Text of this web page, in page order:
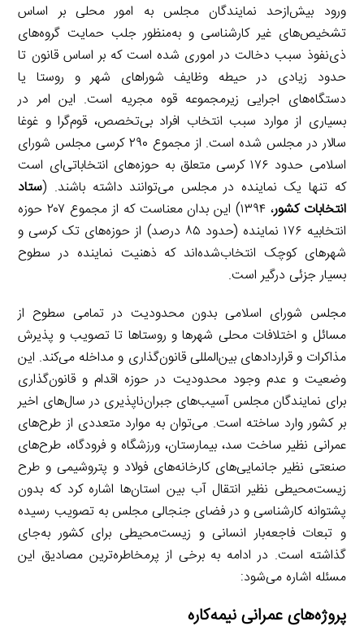
ورود بیش‌ازحد نمایندگان مجلس به امور محلی بر اساس
تشخیص‌های غیر کارشناسی و به‌منظور جلب حمایت گروه‌های
ذی‌نفوذ سبب دخالت در اموری شده است که بر اساس قانون تا
حدود زیادی در حیطه وظایف شوراهای شهر و روستا یا
دستگاه‌های اجرایی زیرمجموعه قوه مجریه است. این امر در
بسیاری از موارد سبب انتخاب افراد بی‌تخصص، قوم‌گرا و غوغا
سالار در مجلس شده است. از مجموع ۲۹۰ کرسی مجلس شورای
اسلامی حدود ۱۷۶ کرسی متعلق به حوزه‌های انتخاباتی‌ای است
که تنها یک نماینده در مجلس می‌توانند داشته باشند. (ستاد
انتخابات کشور
، ۱۳۹۴) این بدان معناست که از مجموع ۲۰۷ حوزه
انتخابیه ۱۷۶ نماینده (حدود ۸۵ درصد) از حوزه‌های تک کرسی و
شهرهای کوچک انتخاب‌شده‌اند که ذهنیت نماینده در سطوح
بسیار جزئی درگیر است.
مجلس شورای اسلامی بدون محدودیت در تمامی سطوح از
مسائل و اختلافات محلی شهرها و روستاها تا تصویب و پذیرش
مذاکرات و قراردادهای بین‌المللی قانون‌گذاری و مداخله می‌کند. این
وضعیت و عدم وجود محدودیت در حوزه اقدام و قانون‌گذاری
برای نمایندگان مجلس آسیب‌های جبران‌ناپذیری در سال‌های اخیر
بر کشور وارد ساخته است. می‌توان به موارد متعددی از طرح‌های
عمرانی نظیر ساخت سد، بیمارستان، ورزشگاه و فرودگاه، طرح‌های
صنعتی نظیر جانمایی‌های کارخانه‌های فولاد و پتروشیمی و طرح
زیست‌محیطی نظیر انتقال آب بین استان‌ها اشاره کرد که بدون
پشتوانه کارشناسی و در فضای جنجالی مجلس به تصویب رسیده
و تبعات فاجعه‌بار انسانی و زیست‌محیطی برای کشور به‌جای
گذاشته است. در ادامه به برخی از پرمخاطره‌ترین مصادیق این
مسئله اشاره می‌شود:
پروژه‌های عمرانی نیمه‌کاره